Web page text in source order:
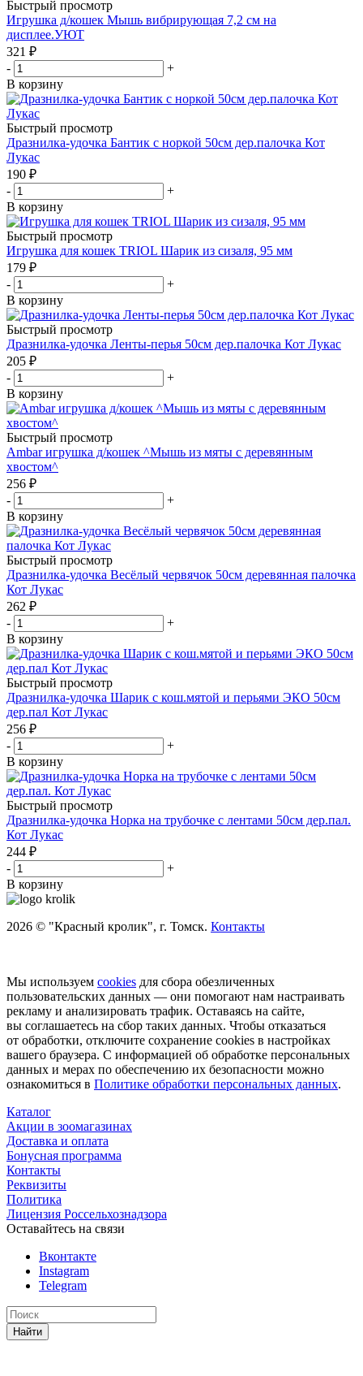
Быстрый просмотр
Игрушка д/кошек Мышь вибрирующая 7,2 см на
дисплее.УЮТ
321 ₽
-
+
В корзину
Быстрый просмотр
Дразнилка-удочка Бантик с норкой 50см дер.палочка Кот
Лукас
190 ₽
-
+
В корзину
Быстрый просмотр
Игрушка для кошек TRIOL Шарик из сизаля, 95 мм
179 ₽
-
+
В корзину
Быстрый просмотр
Дразнилка-удочка Ленты-перья 50см дер.палочка Кот Лукас
205 ₽
-
+
В корзину
Быстрый просмотр
Ambar игрушка д/кошек ^Мышь из мяты с деревянным
хвостом^
256 ₽
-
+
В корзину
Быстрый просмотр
Дразнилка-удочка Весёлый червячок 50см деревянная палочка
Кот Лукас
262 ₽
-
+
В корзину
Быстрый просмотр
Дразнилка-удочка Шарик с кош.мятой и перьями ЭКО 50см
дер.пал Кот Лукас
256 ₽
-
+
В корзину
Быстрый просмотр
Дразнилка-удочка Норка на трубочке с лентами 50см дер.пал.
Кот Лукас
244 ₽
-
+
В корзину
2026 © "Красный кролик", г. Томск. Контакты
Мы используем cookies для сбора обезличенных
пользовательских данных — они помогают нам настраивать
рекламу и анализировать трафик. Оставаясь на сайте,
вы соглашаетесь на сбор таких данных. Чтобы отказаться
от обработки, отключите сохранение cookies в настройках
вашего браузера. С информацией об обработке персональных
данных и мерах по обеспечению их безопасности можно
ознакомиться в Политике обработки персональных данных.
Каталог
Акции в зоомагазинах
Доставка и оплата
Бонусная программа
Контакты
Реквизиты
Политика
Лицензия Россельхознадзора
Оставайтесь на связи
Вконтакте
Instagram
Telegram
Найти